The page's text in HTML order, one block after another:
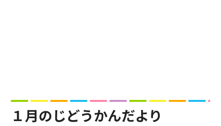
１月のじどうかんだより